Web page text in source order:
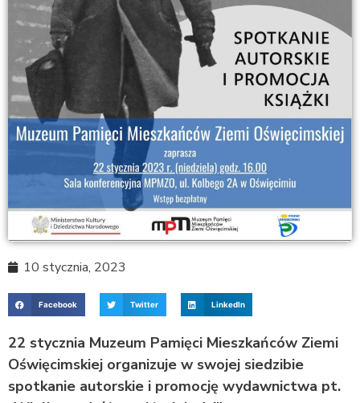
10 stycznia, 2023
Facebook Twitter LinkedIn
22 stycznia Muzeum Pamięci Mieszkańców Ziemi
Oświęcimskiej organizuje w swojej siedzibie
spotkanie autorskie i promocję wydawnictwa pt.